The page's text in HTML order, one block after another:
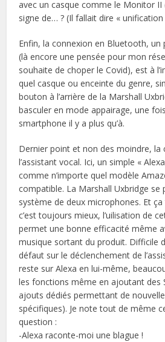
avec un casque comme le Monitor II
signe de… ? (Il fallait dire «
Enfin, la connexion en Bluetooth, un
(là encore une pensée pour mon
souhaite de choper le Covid), est à
quel casque ou enceinte du genre,
bouton à l’arrière de la Marshall
basculer en mode appairage, une
smartphone il y a plus qu’à.
Dernier point et non des moindre, la
l’assistant vocal. Ici, un simple «
comme n’importe quel modèle
compatible. La Marshall Uxbridge se
système de deux microphones. Et
c’est toujours mieux, l’uilisation de
permet une bonne efficacité même
musique sortant du produit. Difficile
défaut sur le déclenchement de
reste sur Alexa en lui-même,
les fonctions même en ajoutant des
ajouts dédiés permettant de
spécifiques). Je note tout de même
question :
-Alexa raconte-moi une blague !